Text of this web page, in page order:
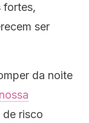
fortes,
ser
da noite
de risco